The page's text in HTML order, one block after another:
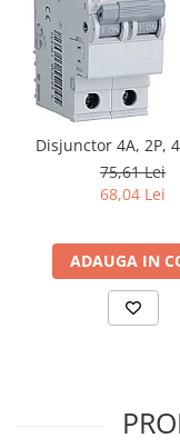
Disjunctor 4A, 2P,
75,61 Lei
68,04 Lei
ADAUGA IN